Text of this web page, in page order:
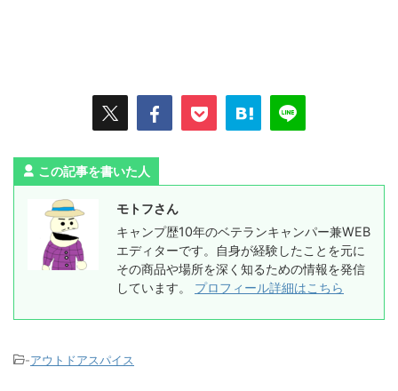
この記事を書いた人
モトフさん
キャンプ歴10年のベテランキャンパー兼WEB
エディターです。自身が経験したことを元に
その商品や場所を深く知るための情報を発信
しています。 プロフィール詳細はこちら
-アウトドアスパイス